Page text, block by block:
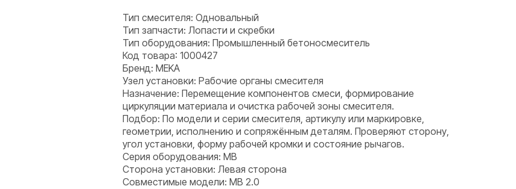
Тип смесителя: Одновальный
Тип запчасти: Лопасти и скребки
Тип оборудования: Промышленный бетоносмеситель
Код товара: 1000427
Бренд: MEKA
Узел установки: Рабочие органы смесителя
Назначение: Перемещение компонентов смеси, формирование
циркуляции материала и очистка рабочей зоны смесителя.
Подбор: По модели и серии смесителя, артикулу или маркировке,
геометрии, исполнению и сопряжённым деталям. Проверяют сторону,
угол установки, форму рабочей кромки и состояние рычагов.
Серия оборудования: MB
Сторона установки: Левая сторона
Совместимые модели: MB 2.0